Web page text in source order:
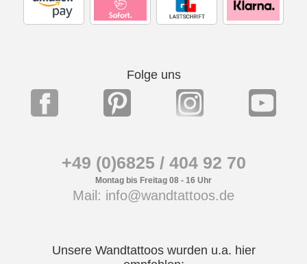
Folge uns
+49 (0)6825 / 404 92 70
Montag bis Freitag 08 - 16 Uhr
Mail: info@wandtattoos.de
Unsere Wandtattoos wurden u.a. hier